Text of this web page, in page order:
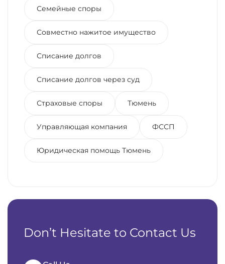
Семейные споры
Совместно нажитое имущество
Списание долгов
Списание долгов через суд
Страховые споры Тюмень
Управляющая компания ФССП
Юридическая помощь Тюмень
Don’t Hesitate to Contact Us